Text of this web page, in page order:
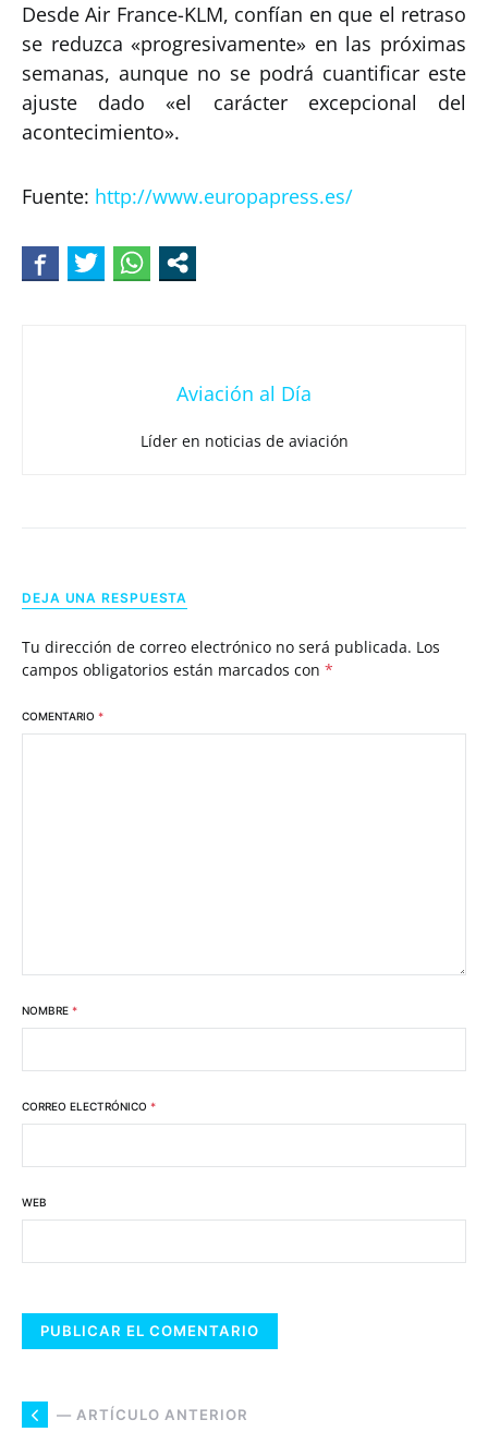
Desde Air France-KLM, confían en que el retraso
se reduzca «progresivamente» en las próximas
semanas, aunque no se podrá cuantificar este
ajuste dado «el carácter excepcional del
acontecimiento».
Fuente: http://www.europapress.es/
Aviación al Día
Líder en noticias de aviación
DEJA UNA RESPUESTA
Tu dirección de correo electrónico no será publicada. Los
campos obligatorios están marcados con *
COMENTARIO *
NOMBRE *
CORREO ELECTRÓNICO *
WEB
— ARTÍCULO ANTERIOR